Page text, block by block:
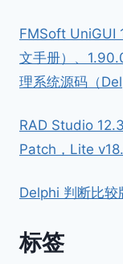
FMSoft UniGUI
文手册）、
理系统源码（
RAD Studio
Patch，Lite
Delphi 判断比较
标签